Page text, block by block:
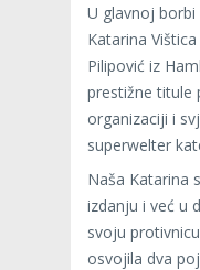
U glavnoj
Katarina
Pilipović iz
prestižne titule
organizaciji i
superwelter
Naša Katarina
izdanju i već u
svoju
osvojila dva